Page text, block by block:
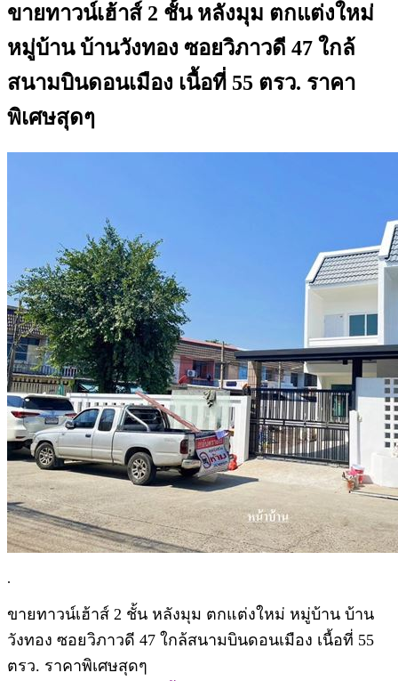
ขายทาวน์เฮ้าส์ 2 ชั้น หลังมุม ตกแต่งใหม่
หมู่บ้าน บ้านวังทอง ซอยวิภาวดี 47 ใกล้
สนามบินดอนเมือง เนื้อที่ 55 ตรว. ราคา
พิเศษสุดๆ
.
ขายทาวน์เฮ้าส์ 2 ชั้น หลังมุม ตกแต่งใหม่ หมู่บ้าน บ้าน
วังทอง ซอยวิภาวดี 47 ใกล้สนามบินดอนเมือง เนื้อที่ 55
ตรว. ราคาพิเศษสุดๆ